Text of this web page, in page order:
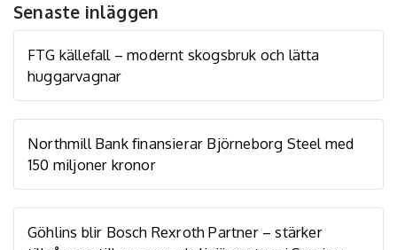
Senaste inläggen
FTG källefall – modernt skogsbruk och lätta
huggarvagnar
Northmill Bank finansierar Björneborg Steel med
150 miljoner kronor
Göhlins blir Bosch Rexroth Partner – stärker